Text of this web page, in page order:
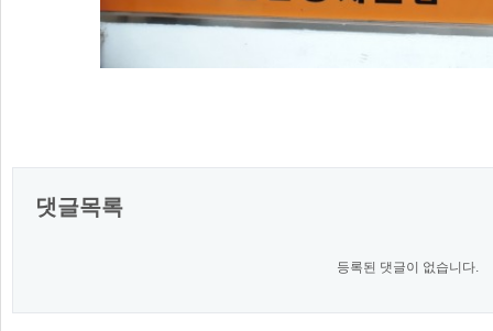
댓글목록
등록된 댓글이 없습니다.